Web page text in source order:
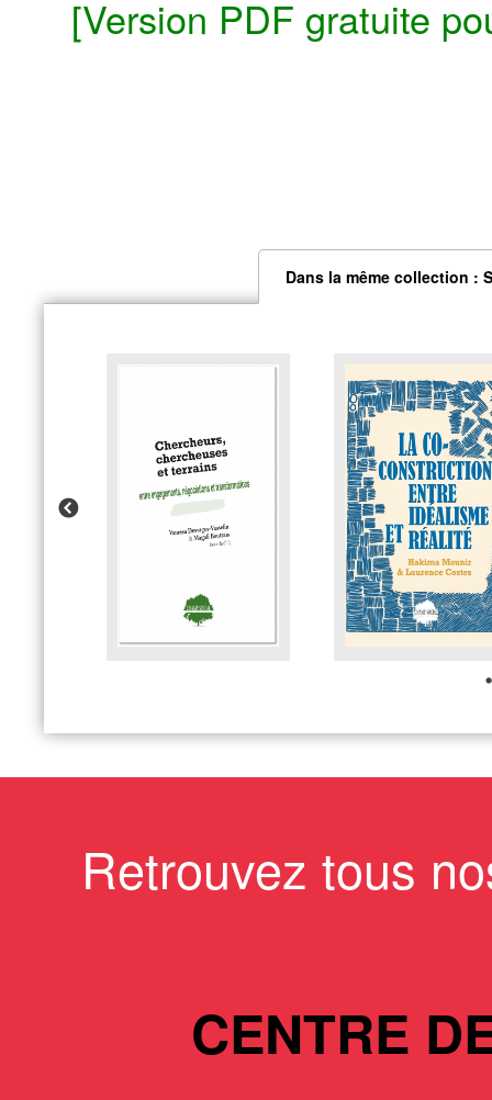
[Version PDF gratuite
Dans la même collection :
Retrouvez tous
CENTRE